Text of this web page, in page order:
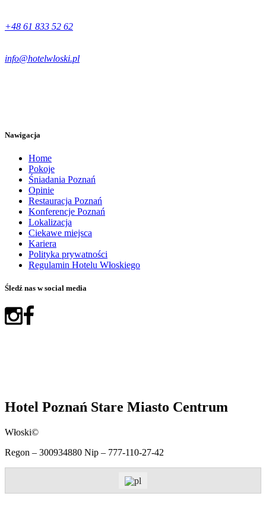
+48 61 833 52 62
info@hotelwloski.pl
Nawigacja
Home
Pokoje
Śniadania Poznań
Opinie
Restauracja Poznań
Konferencje Poznań
Lokalizacja
Ciekawe miejsca
Kariera
Polityka prywatności
Regulamin Hotelu Włoskiego
Śledź nas w social media
Hotel Poznań Stare Miasto Centrum
Włoski©
Regon – 300934880 Nip – 777-110-27-42